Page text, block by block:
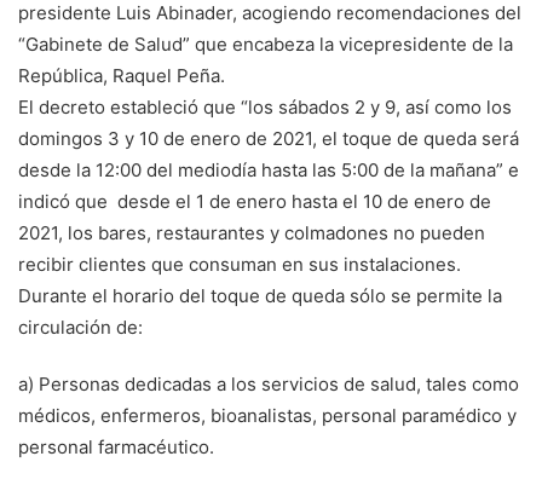
presidente Luis Abinader, acogiendo recomendaciones del
“Gabinete de Salud” que encabeza la vicepresidente de la
República, Raquel Peña.
El decreto estableció que “los sábados 2 y 9, así como los
domingos 3 y 10 de enero de 2021, el toque de queda será
desde la 12:00 del mediodía hasta las 5:00 de la mañana” e
indicó que desde el 1 de enero hasta el 10 de enero de
2021, los bares, restaurantes y colmadones no pueden
recibir clientes que consuman en sus instalaciones.
Durante el horario del toque de queda sólo se permite la
circulación de:
a) Personas dedicadas a los servicios de salud, tales como
médicos, enfermeros, bioanalistas, personal paramédico y
personal farmacéutico.